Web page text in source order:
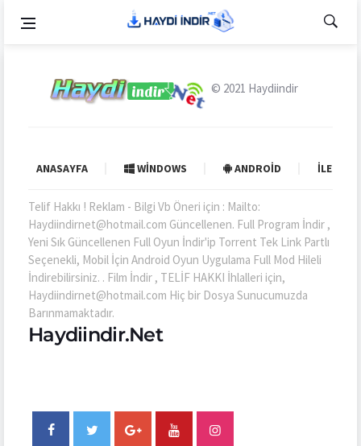
© 2021 Haydiindir
ANASAYFA WINDOWS ANDROID İLETIŞIM
Telif Hakkı ! Reklam - Bilgi Vb Öneri için : Mailto:
Haydiindirnet@hotmail.com Güncellenen. Full Program İndir ,
Yeni Sık Güncellenen Full Oyun İndir'ip Torrent Tek Link Partlı
Seçenekli, Mobil İçin Android Oyun Uygulama Full Mod Hileli
İndirebilirsiniz. . Film İndir , TELİF HAKKI İhlalleri için,
Haydiindirnet@hotmail.com Hiç bir Dosya Sunucumuzda
Barınmamaktadır.
Haydiindir.Net